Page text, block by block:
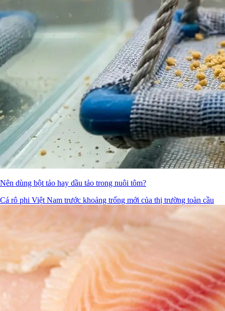
Nên dùng bột tảo hay dầu tảo trong nuôi tôm?
Cá rô phi Việt Nam trước khoảng trống mới của thị trường toàn cầu